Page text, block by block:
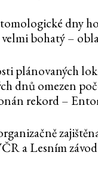
dny
bohatý –
plánovaných
dnů omezen
rekord –
a Lesním